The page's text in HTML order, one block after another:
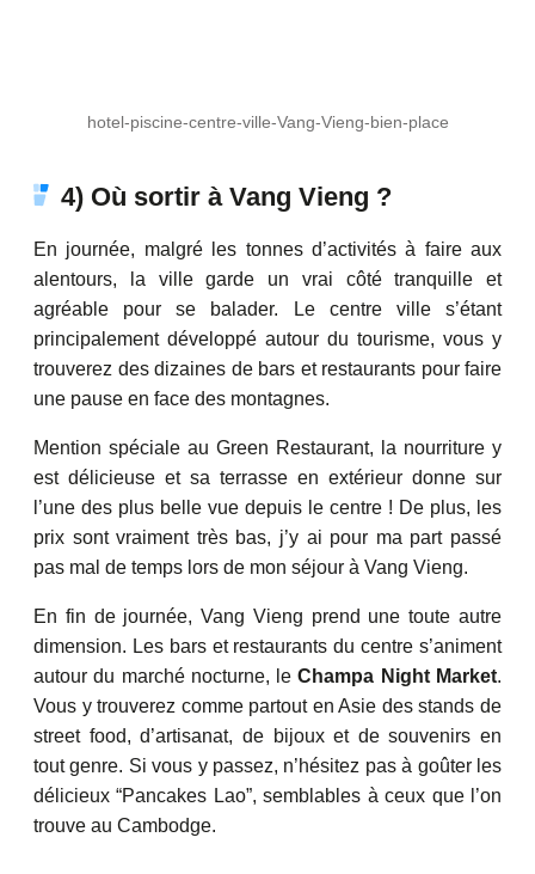
hotel-piscine-centre-ville-Vang-Vieng-bien-place
4) Où sortir à Vang Vieng ?
En journée, malgré les tonnes d’activités à faire aux
alentours, la ville garde un vrai côté tranquille et
agréable pour se balader. Le centre ville s’étant
principalement développé autour du tourisme, vous y
trouverez des dizaines de bars et restaurants pour faire
une pause en face des montagnes.
Mention spéciale au Green Restaurant, la nourriture y
est délicieuse et sa terrasse en extérieur donne sur
l’une des plus belle vue depuis le centre ! De plus, les
prix sont vraiment très bas, j’y ai pour ma part passé
pas mal de temps lors de mon séjour à Vang Vieng.
En fin de journée, Vang Vieng prend une toute autre
dimension. Les bars et restaurants du centre s’animent
autour du marché nocturne, leChampa Night Market.
Vous y trouverez comme partout en Asie des stands de
street food, d’artisanat, de bijoux et de souvenirs en
tout genre. Si vous y passez, n’hésitez pas à goûter les
délicieux “Pancakes Lao”, semblables à ceux que l’on
trouve au Cambodge.